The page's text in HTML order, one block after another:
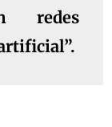
redes